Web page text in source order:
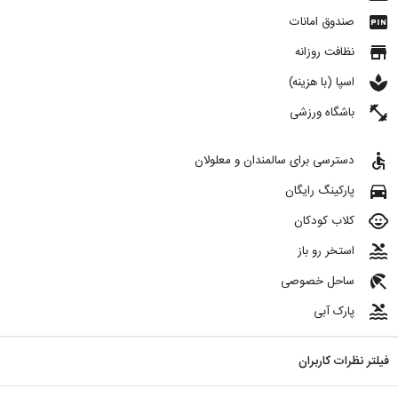
fiber_pin صندوق امانات
store نظافت روزانه
spa اسپا (با هزینه)
fitness_center باشگاه ورزشی
accessible دسترسی برای سالمندان و معلولان
directions_car پارکینگ رایگان
child_care کلاب کودکان
pool استخر رو باز
beach_access ساحل خصوصی
pool پارک آبی
فیلتر نظرات کاربران